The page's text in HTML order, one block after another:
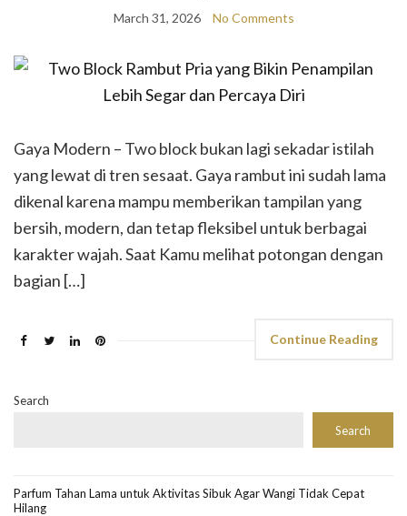
March 31, 2026 No Comments
Gaya Modern – Two block bukan lagi sekadar istilah
yang lewat di tren sesaat. Gaya rambut ini sudah lama
dikenal karena mampu memberikan tampilan yang
bersih, modern, dan tetap fleksibel untuk berbagai
karakter wajah. Saat Kamu melihat potongan dengan
bagian […]
Continue Reading
Search
Search
Parfum Tahan Lama untuk Aktivitas Sibuk Agar Wangi Tidak Cepat
Hilang